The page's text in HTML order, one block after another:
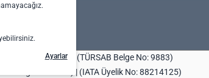
Seyahat Acentası (TÜRSAB Belge No: 9883)
Belge No: 4443) | (IATA Üyelik No: 88214125)
Ayarlar